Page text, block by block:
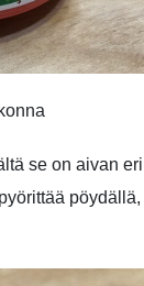
se on aivan